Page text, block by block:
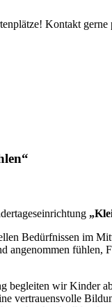
Kontakt gerne
Bedürfnissen im
angenommen fühlen,
begleiten wir Kinder
vertrauensvolle